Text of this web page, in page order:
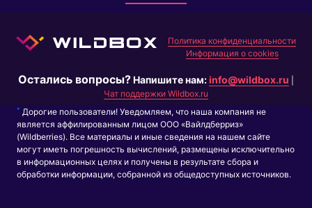
Политика конфиденциальности
Информация о cookies
Остались вопросы?Напишите нам:info@wildbox.ru
Чат поддержки Wildbox.ru
* Дорогие пользователи! Уведомляем, что наша компания не
является аффилированным лицом ООО «Вайлдберриз»
(Wildberries). Все материалы и иные сведения на нашем сайте
могут иметь погрешность вычислений, размещены исключительно
в информационных целях и получены в результате сбора и
обработки информации, собранной из общедоступных источников.